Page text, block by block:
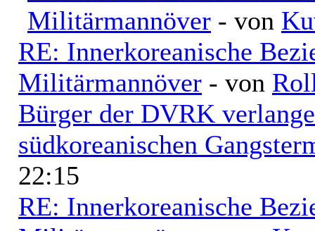
Militärmannöver - von
RE: Innerkoreanische
Militärmannöver - von
Bürger der DVRK
südkoreanischen
22:15
RE: Innerkoreanische